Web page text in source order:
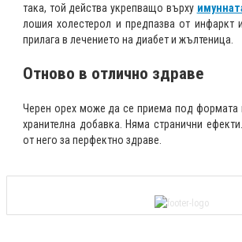
така, той действа укрепващо върху
лошия холестерол и предпазва от инфаркт
прилага в лечението на диабет и жълтеница.
Отново в отлично здраве
Черен орех може да се приема под формата
хранителна добавка. Няма странични
от него за перфектно здраве.